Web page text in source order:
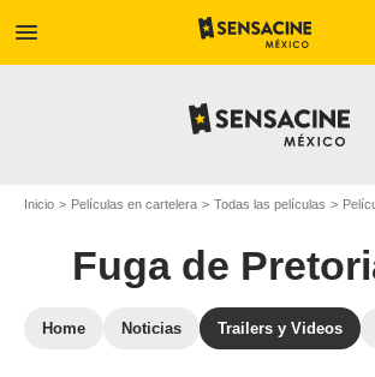
menu
Inicio Películas en cartelera Todas las películas
Fuga de
Home Noticias Trailers y Videos